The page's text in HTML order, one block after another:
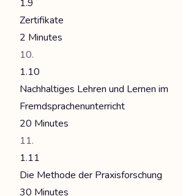
1.9
Zertifikate
2 Minutes
1.10
Nachhaltiges Lehren und Lernen im
Fremdsprachenunterricht
20 Minutes
1.11
Die Methode der Praxisforschung
30 Minutes